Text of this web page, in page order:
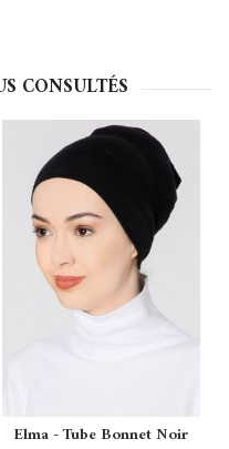
CONSULTÉS
Elma - Tube Bonnet Noir